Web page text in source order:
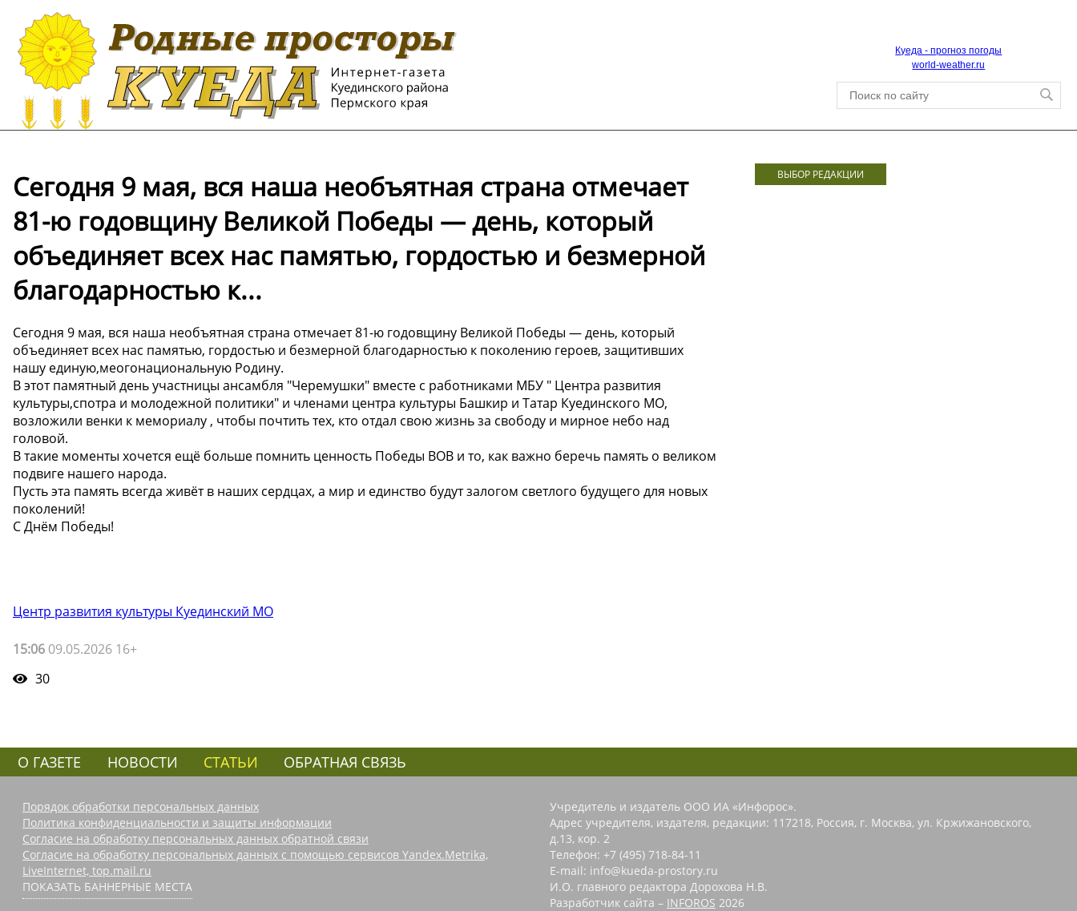
Куеда - прогноз погоды
world-weather.ru
Сегодня 9 мая, вся наша необъятная страна отмечает
81-ю годовщину Великой Победы — день, который
объединяет всех нас памятью, гордостью и безмерной
благодарностью к...
Сегодня 9 мая, вся наша необъятная страна отмечает 81-ю годовщину Великой Победы — день, который
объединяет всех нас памятью, гордостью и безмерной благодарностью к поколению героев, защитивших
нашу единую,меогонациональную Родину.
В этот памятный день участницы ансамбля "Черемушки" вместе с работниками МБУ " Центра развития
культуры,спотра и молодежной политики" и членами центра культуры Башкир и Татар Куединского МО,
возложили венки к мемориалу , чтобы почтить тех, кто отдал свою жизнь за свободу и мирное небо над
головой.
В такие моменты хочется ещё больше помнить ценность Победы ВОВ и то, как важно беречь память о великом
подвиге нашего народа.
Пусть эта память всегда живёт в наших сердцах, а мир и единство будут залогом светлого будущего для новых
поколений!
С Днём Победы!
Центр развития культуры Куединский МО
15:06 09.05.2026 16+
30
ВЫБОР РЕДАКЦИИ
О ГАЗЕТЕ НОВОСТИ СТАТЬИ ОБРАТНАЯ СВЯЗЬ
Порядок обработки персональных данных
Политика конфиденциальности и защиты информации
Согласие на обработку персональных данных обратной связи
Согласие на обработку персональных данных с помощью сервисов Yandex.Metrika,
LiveInternet, top.mail.ru
ПОКАЗАТЬ БАННЕРНЫЕ МЕСТА
Учредитель и издатель ООО ИА «Инфорос».
Адрес учредителя, издателя, редакции: 117218, Россия, г. Москва, ул. Кржижановского,
д.13, кор. 2
Телефон: +7 (495) 718-84-11
E-mail: info@kueda-prostory.ru
И.О. главного редактора Дорохова Н.В.
Разработчик сайта – INFOROS 2026